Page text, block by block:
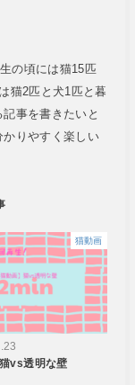
の頃には猫15匹
猫2匹と犬1匹と暮
事を書きたいと
りやすく楽しい
猫動画
猫vs透明な壁